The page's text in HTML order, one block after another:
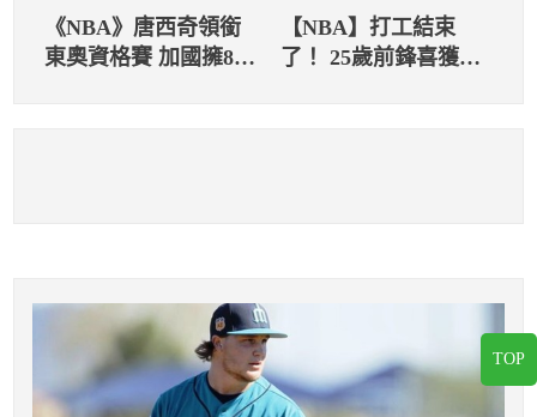
《NBA》唐西奇領銜
東奧資格賽 加國擁8位
【NBA】打工結束
了！ 25歲前鋒喜獲湖
TOP